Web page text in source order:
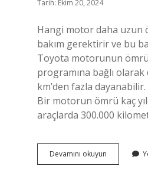
Tarih: Ekim 20, 2024
Hangi motor daha uzun
bakım gerektirir ve bu
Toyota motorunun ömrü
programına bağlı olarak
km’den fazla
Bir motorun ömrü kaç
araçlarda 300.000
Devamını okuyun
Uzun